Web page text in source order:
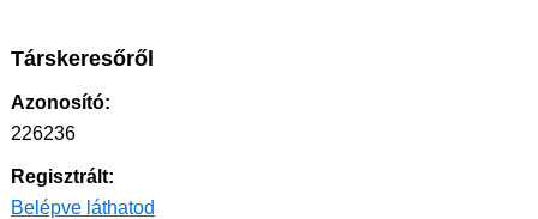
Társkeresőről
Azonosító:
226236
Regisztrált:
Belépve láthatod